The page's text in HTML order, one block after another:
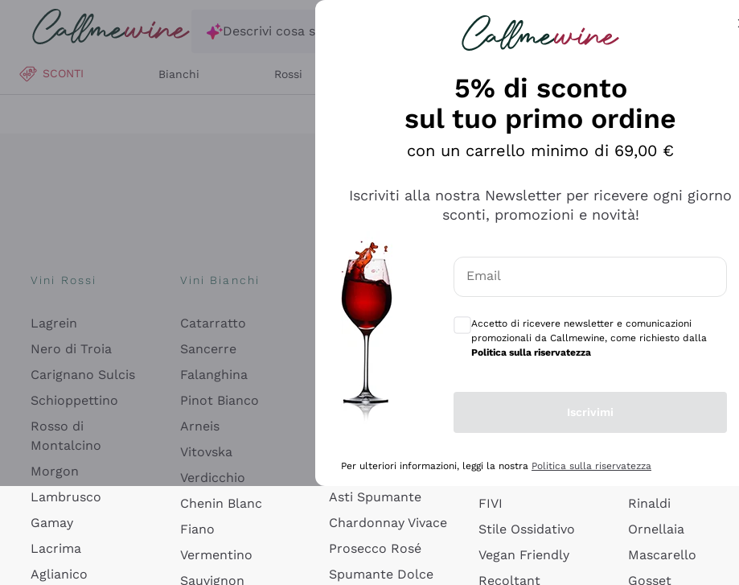
Salta al contenuto principale
Descrivi cosa stai cercando
SCONTI Bianchi Rossi
Esplora il catalogo
Vini Rossi
Lagrein
Nero di Troia
Carignano Sulcis
Schioppettino
Rosso di
Montalcino
Morgon
Lambrusco
Gamay
Lacrima
Aglianico
Vini Bianchi
Catarratto
Sancerre
Falanghina
Pinot Bianco
Arneis
Vitovska
Verdicchio
Chenin Blanc
Fiano
Vermentino
Sauvignon
Spumanti
Prosecco Col
Fondo
Blanquette Limoux
Spumanti Pinot
Spumanti Ribolla
Lambrusco Vivace
Asti Spumante
Chardonnay Vivace
Prosecco Rosé
Spumante Dolce
Filosofie
Vini del Vignaiolo
Orange Wine
FIVI
Stile Ossidativo
Vegan Friendly
Recoltant
Sedilesu
Rinaldi
Ornellaia
Mascarello
Gosset
5% di sconto
sul tuo primo ordine
con un carrello minimo di 69,00 €
Iscriviti alla nostra Newsletter per ricevere ogni giorno
sconti, promozioni e novità!
Email
Accetto di ricevere newsletter e comunicazioni
promozionali da Callmewine, come richiesto dalla
Politica sulla riservatezza
Iscrivimi
Per ulteriori informazioni, leggi la nostra Politica sulla riservatezza